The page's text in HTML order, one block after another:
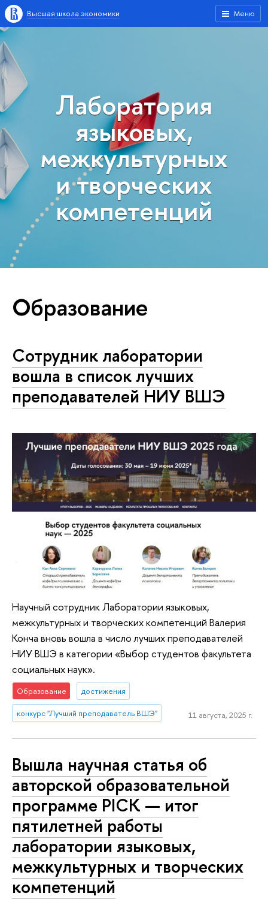
Меню
Высшая школа экономики
Лаборатория
языковых,
межкультурных
и творческих
компетенций
Образование
Сотрудник лаборатории
вошла в список лучших
преподавателей НИУ ВШЭ
Научный сотрудник Лаборатории языковых,
межкультурных и творческих компетенций Валерия
Конча вновь вошла в число лучших преподавателей
НИУ ВШЭ в категории «Выбор студентов факультета
социальных наук».
Образование достижения
конкурс "Лучший преподаватель ВШЭ" 11 августа, 2025 г.
Вышла научная статья об
авторской образовательной
программе PICK — итог
пятилетней работы
лаборатории языковых,
межкультурных и творческих
компетенций